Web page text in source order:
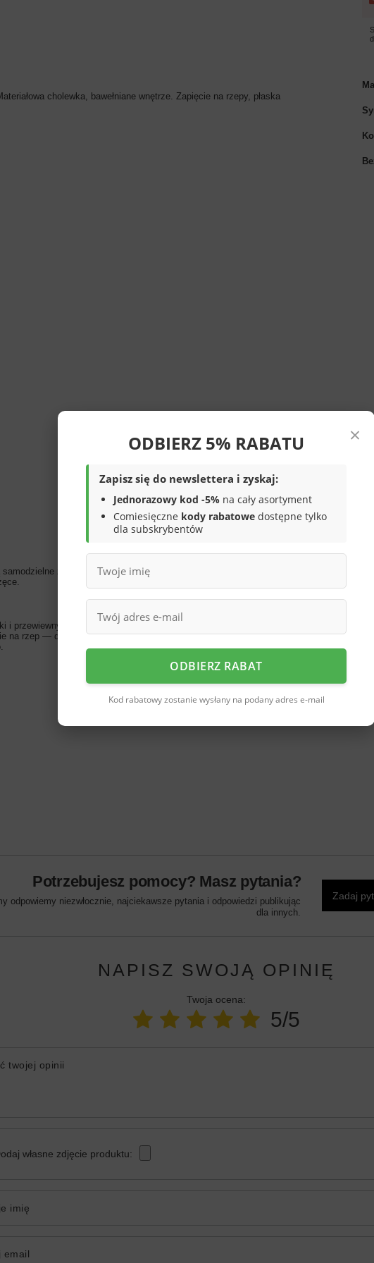
cholewka, bawełniane wnętrze. Zapięcie na rzepy, płaska
zakładanie. Płaska podeszwa stabilna przy bieganiu i zabawie.
przewiewny. Wnętrze w pełni bawełniane, stopa się nie poci. Płaska
na rzep — dziecko szybko je założy i zdejmie. Nadruk dinozaurów na
Potrzebujesz pomocy? Masz pytania?
odpowiemy niezwłocznie, najciekawsze pytania i odpowiedzi publikując
dla innych.
Zadaj
NAPISZ SWOJĄ OPINIĘ
Twoja ocena:
5/5
twojej opinii
własne zdjęcie produktu:
imię
email
×
ODBIERZ 5% RABATU
Zapisz się do newslettera i zyskaj:
Jednorazowy kod -5% na cały asortyment
Comiesięczne kody rabatowe dostępne tylko
dla subskrybentów
ODBIERZ RABAT
Kod rabatowy zostanie wysłany na podany adres e-mail